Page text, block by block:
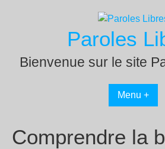
Paroles
Bienvenue sur le site
Menu +
Comprendre la